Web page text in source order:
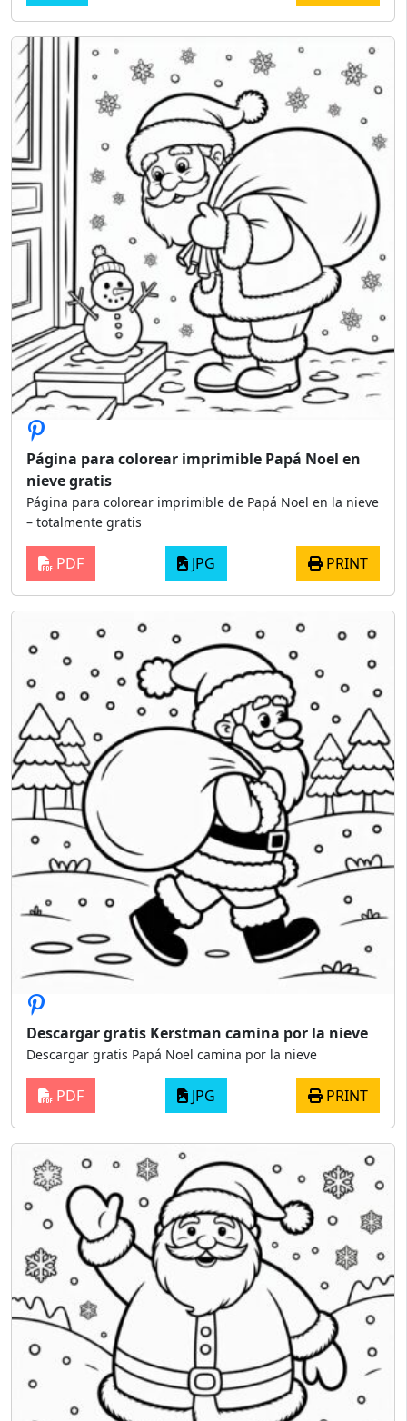
Página para colorear imprimible Papá Noel en
nieve gratis
Página para colorear imprimible de Papá Noel en la nieve
– totalmente gratis
PDF JPG PRINT
Descargar gratis Kerstman camina por la nieve
Descargar gratis Papá Noel camina por la nieve
PDF JPG PRINT